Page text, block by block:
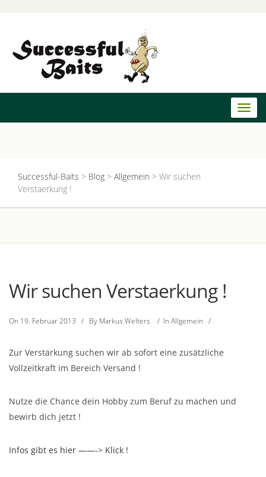
Successful-Baits > Blog > Allgemein > Wir suchen
Verstaerkung !
Wir suchen Verstaerkung !
On 19. Februar 2013 / By Markus Welters / In Allgemein /
Zur Verstärkung suchen wir ab sofort eine zusätzliche
Vollzeitkraft im Bereich Versand !
Nutze die Chance dein Hobby zum Beruf zu machen und
bewirb dich jetzt !
Infos gibt es hier ——-> Klick !